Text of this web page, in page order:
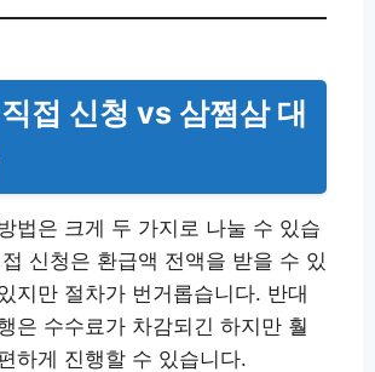
접 신청 vs 삼쩜삼 대
법은 크게 두 가지로 나눌 수 있습
신청은 환급액 전액을 받을 수 있
지만 절차가 번거롭습니다. 반대
은 수수료가 차감되긴 하지만 훨
하게 진행할 수 있습니다.